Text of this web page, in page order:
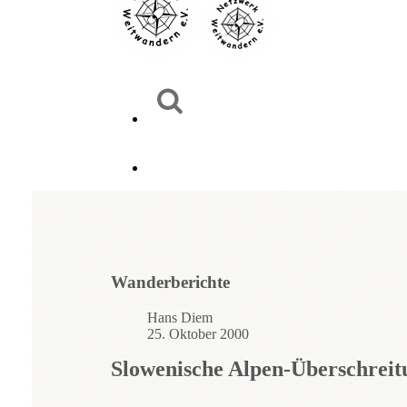
Wanderberichte
Hans Diem
25. Oktober 2000
Slowenische Alpen-